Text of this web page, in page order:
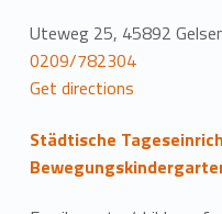
Uteweg 25, 45892
0209/782304
Get directions
Städtische